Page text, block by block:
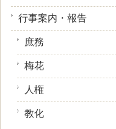
行事案内・報告
庶務
梅花
人権
教化